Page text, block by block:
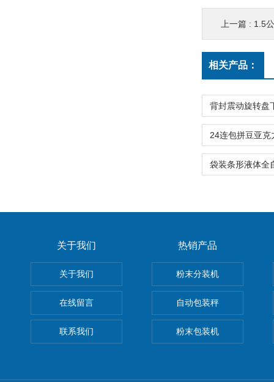
上一篇 : 1.5
相关产品：
关于我们
关于我们
在线留言
联系我们
热销产品
粉末分装机
自动包装秤
粉末包装机